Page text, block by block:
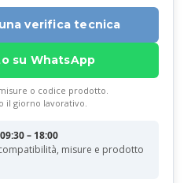
verifica tecnica
su WhatsApp
o codice prodotto.
il giorno lavorativo.
– 18:00
misure e prodotto